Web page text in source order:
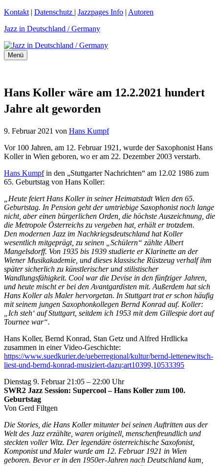
Zum
springen
Kontakt | Datenschutz | Jazzpages Info | Autoren
Jazz in Deutschland / Germany
Menü
Hans Koller wäre am 12.2.2021 hundert
Jahre alt geworden
9. Februar 2021 von Hans Kumpf
Vor 100 Jahren, am 12. Februar 1921, wurde der Saxophonist Hans
Koller in Wien geboren, wo er am 22. Dezember 2003 verstarb.
Hans Kumpfin den „Stuttgarter Nachrichten“ am 12.02 1986 zum
65. Geburtstag von Hans Koller:
„Heute feiert Hans Koller in seiner Heimatstadt Wien den 65.
Geburtstag. In Pension geht der umtriebige Saxophonist noch lange
nicht, aber einen bürgerlichen Orden, die höchste Auszeichnung, die
die Metropole Österreichs zu vergeben hat, erhält er trotzdem.
Den modernen Jazz im Nachkriegsdeutschland hat Koller
wesentlich mitgeprägt, zu seinen „Schülern“ zählte Albert
Mangelsdorff. Von 1935 bis 1939 studierte er Klarinette an der
Wiener Musikakademie, und dieses klassische Rüstzeug verhalf ihm
später sicherlich zu künstlerischer und stilistischer
Wandlungsfähigkeit. Cool war die Devise in den fünfziger Jahren,
und heute mischt er bei den Avantgardisten mit. Außerdem hat sich
Hans Koller als Maler hervorgetan. In Stuttgart trat er schon häufig
mit seinem jungen Saxophonkollegen Bernd Konrad auf. Koller:
„Ich steh‘ auf Stuttgart, seitdem ich 1953 mit dem Gillespie dort auf
Tournee war“.
Hans Koller, Bernd Konrad, Stan Getz und Alfred Hrdlicka
zusammen in einer Video-Geschichte:
https://www.suedkurier.de/ueberregional/kultur/bernd-lettenewitsch-
liest-und-bernd-konrad-musiziert-dazu;art10399,10533395
Dienstag 9. Februar 21:05 – 22:00 Uhr
SWR2 Jazz Session: Supercool – Hans Koller zum 100.
Geburtstag
Von Gerd Filtgen
Die Stories, die Hans Koller mitunter bei seinen Auftritten aus der
Welt des Jazz erzählte, waren originell, menschenfreundlich und
steckten voller Witz. Der legendäre österreichische Saxofonist,
Komponist und Maler wurde am 12. Februar 1921 in Wien
geboren. Bevor er in den 1950er-Jahren nach Deutschland kam,